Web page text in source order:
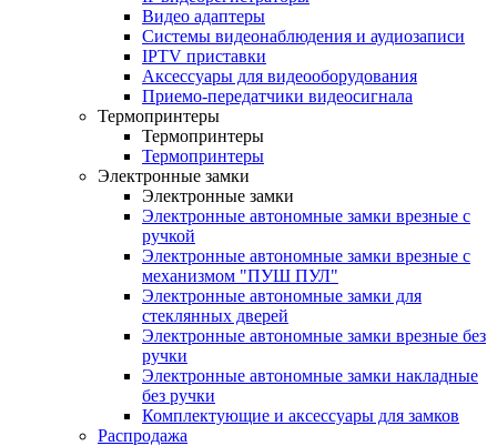
Видео адаптеры
Системы видеонаблюдения и аудиозаписи
IPTV приставки
Аксессуары для видеооборудования
Приемо-передатчики видеосигнала
Термопринтеры
Термопринтеры
Термопринтеры
Электронные замки
Электронные замки
Электронные автономные замки врезные с
ручкой
Электронные автономные замки врезные с
механизмом "ПУШ ПУЛ"
Электронные автономные замки для
стеклянных дверей
Электронные автономные замки врезные без
ручки
Электронные автономные замки накладные
без ручки
Комплектующие и аксессуары для замков
Распродажа